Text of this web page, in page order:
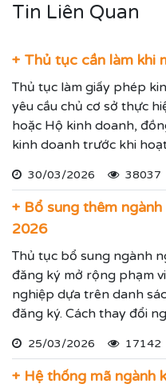
Tin Liên Quan
+ Thủ tục cần làm khi
Thủ tục làm giấy phép
yêu cầu chủ cơ sở thực
hoặc Hộ kinh doanh,
kinh doanh trước khi
30/03/2026 38037
+ Bổ sung thêm
2026
Thủ tục bổ sung ngành
đăng ký mở rộng phạm
nghiệp dựa trên danh
đăng ký. Cách thay đổi
25/03/2026 17142
+ Hệ thống mã ngành